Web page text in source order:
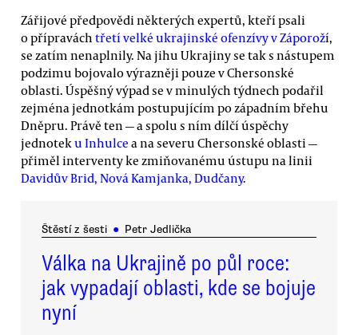
Zářijové předpovědi některých expertů, kteří psali
o přípravách třetí velké ukrajinské ofenzívy v Záporoží,
se zatím nenaplnily. Na jihu Ukrajiny se tak s nástupem
podzimu bojovalo výrazněji pouze v Chersonské
oblasti. Úspěšný výpad se v minulých týdnech podařil
zejména jednotkám postupujícím po západním břehu
Dněpru. Právě ten — a spolu s ním dílčí úspěchy
jednoteku Inhulce a na severu Chersonské oblasti —
přiměl interventy ke zmiňovanému ústupu na linii
Davidův Brid, Nová Kamjanka, Dudčany.
Štěstí z šesti ● Petr Jedlička
Válka na Ukrajině po půl roce:
jak vypadají oblasti, kde se bojuje
nyní